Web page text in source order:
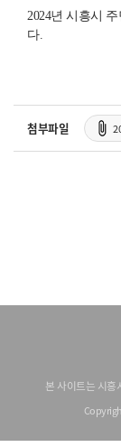
2024년 시흥시
다.
첨부파일
본 사이트는 시흥